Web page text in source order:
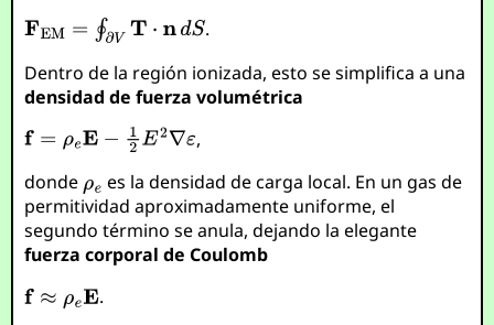
.
Dentro de la región ionizada, esto se simplifica a una
densidad de fuerza volumétrica
,
donde
es la densidad de carga local. En un gas de
permitividad aproximadamente uniforme, el
segundo término se anula, dejando la elegante
fuerza corporal de Coulomb
.